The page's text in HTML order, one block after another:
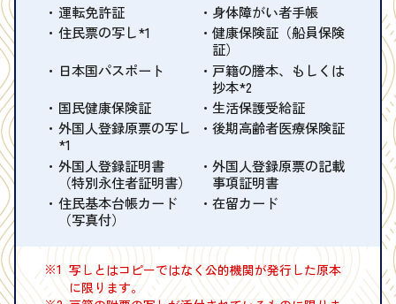
運転免許証
身体障がい者手帳
住民票の写し*1
健康保険証（船員保険
証）
日本国パスポート
戸籍の謄本、もしくは
抄本*2
国民健康保険証
生活保護受給証
外国人登録原票の写し
*1
後期高齢者医療保険証
外国人登録証明書
（特別永住者証明書）
外国人登録原票の記載
事項証明書
住民基本台帳カード
（写真付）
在留カード
※1 写しとはコピーではなく公的機関が発行した原本
に限ります。